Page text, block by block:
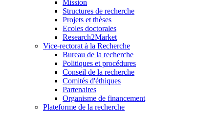
Mission
Structures de recherche
Projets et thèses
Ecoles doctorales
Research2Market
Vice-rectorat à la Recherche
Bureau de la recherche
Politiques et procédures
Conseil de la recherche
Comités d'éthiques
Partenaires
Organisme de financement
Plateforme de la recherche